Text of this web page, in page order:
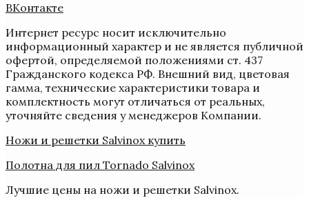
ВКонтакте
Интернет ресурс носит исключительно
информационный характер и не является публичной
офертой, определяемой положениями ст. 437
Гражданского кодекса РФ. Внешний вид, цветовая
гамма, технические характеристики товара и
комплектность могут отличаться от реальных,
уточняйте сведения у менеджеров Компании.
Ножи и решетки Salvinox купить
Полотна для пил Tornado Salvinox
Лучшие цены на ножи и решетки Salvinox.